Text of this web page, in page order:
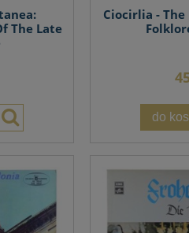
The Late
Ciocirlia - The
do